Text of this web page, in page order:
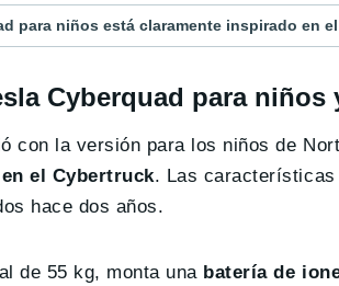
para niños está claramente inspirado en
Cyberquad para niños
con la versión para los niños de
el Cybertruck. Las características
hace dos años.
de 55 kg, monta una batería de